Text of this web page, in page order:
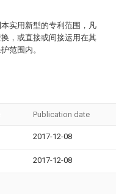
实用新型的专利范围，凡
，或直接或间接运用在其
范围内。
Publication date
2017-12-08
2017-12-08